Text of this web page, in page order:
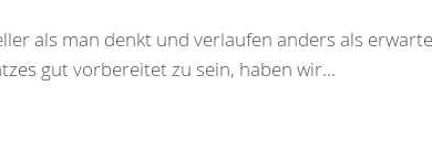
als man denkt und verlaufen anders als
gut vorbereitet zu sein, haben wir...